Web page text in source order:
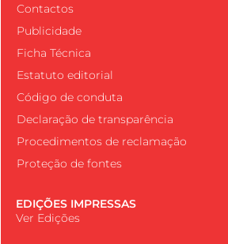
Contactos
Publicidade
Ficha Técnica
Estatuto editorial
Código de conduta
Declaração de transparência
Procedimentos de reclamação
Proteção de fontes
EDIÇÕES IMPRESSAS
Ver Edições